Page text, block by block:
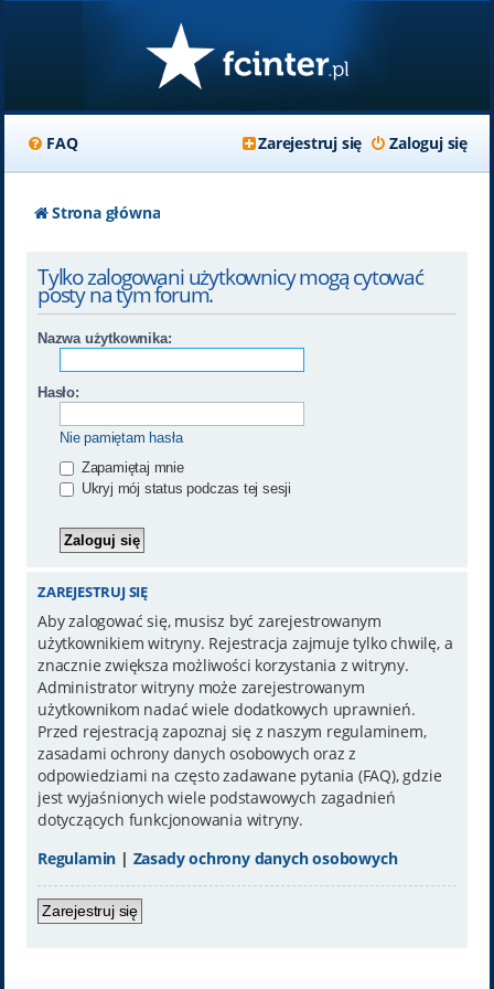
FAQ Zaloguj się
Zarejestruj się
Strona główna
Tylko zalogowani użytkownicy mogą cytować
posty na tym forum.
Nazwa użytkownika:
Hasło:
Nie pamiętam hasła
Zapamiętaj mnie
Ukryj mój status podczas tej sesji
ZAREJESTRUJ SIĘ
Aby zalogować się, musisz być zarejestrowanym
użytkownikiem witryny. Rejestracja zajmuje tylko chwilę, a
znacznie zwiększa możliwości korzystania z witryny.
Administrator witryny może zarejestrowanym
użytkownikom nadać wiele dodatkowych uprawnień.
Przed rejestracją zapoznaj się z naszym regulaminem,
zasadami ochrony danych osobowych oraz z
odpowiedziami na często zadawane pytania (FAQ), gdzie
jest wyjaśnionych wiele podstawowych zagadnień
dotyczących funkcjonowania witryny.
Regulamin | Zasady ochrony danych osobowych
Zarejestruj się